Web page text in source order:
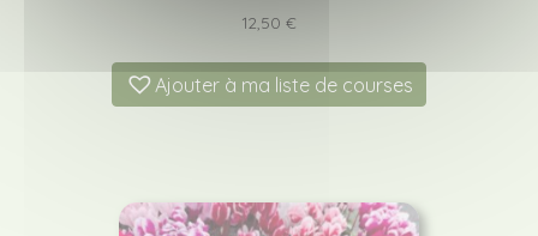
12,50 €
Ajouter à ma liste de courses